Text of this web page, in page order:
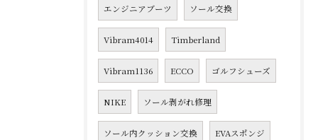
エンジニアブーツ ソール交換
Vibram4014 Timberland
Vibram1136 ECCO ゴルフシューズ
NIKE ソール剥がれ修理
ソール内クッション交換 EVAスポンジ